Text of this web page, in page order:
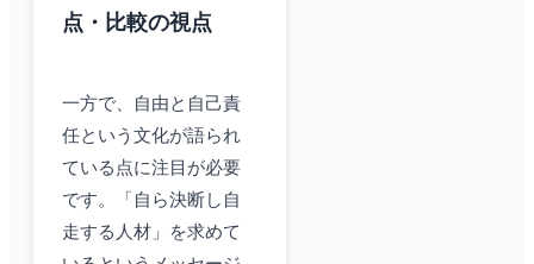
点・比較の視点
一方で、自由と自己責
任という文化が語られ
ている点に注目が必要
です。「自ら決断し自
走する人材」を求めて